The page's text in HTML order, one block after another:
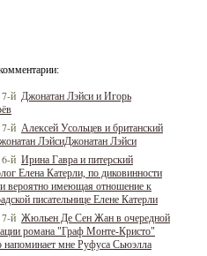
7-й Джонатан Лэйси и Игорь
7-й Алексей Усольцев и британский
ЛэйсиДжонатан Лэйси
6-й Ирина Гавра и питерский
Елена Катерли, по диковинности
вероятно имеющая отношение к
писательнице Елене Катерли
7-й Жюльен Де Сен Жан в очередной
романа "Граф Монте-Кристо"
напоминает мне Руфуса Сьюэлла